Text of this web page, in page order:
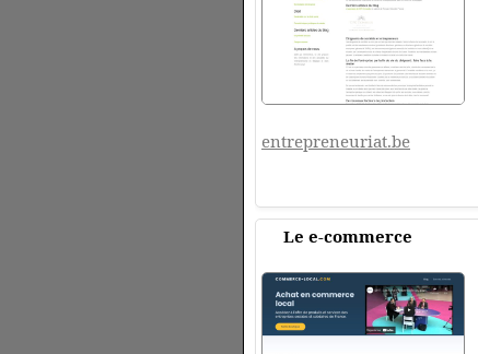
entrepreneuriat.be
Le e-commerce